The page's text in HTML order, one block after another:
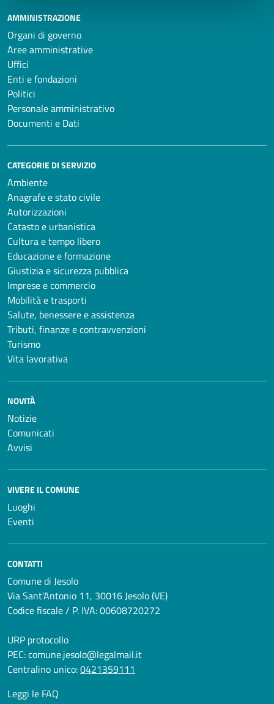
AMMINISTRAZIONE
Organi di governo
Aree amministrative
Uffici
Enti e fondazioni
Politici
Personale amministrativo
Documenti e Dati
CATEGORIE DI SERVIZIO
Ambiente
Anagrafe e stato civile
Autorizzazioni
Catasto e urbanistica
Cultura e tempo libero
Educazione e formazione
Giustizia e sicurezza pubblica
Imprese e commercio
Mobilità e trasporti
Salute, benessere e assistenza
Tributi, finanze e contravvenzioni
Turismo
Vita lavorativa
NOVITÀ
Notizie
Comunicati
Avvisi
VIVERE IL COMUNE
Luoghi
Eventi
CONTATTI
Comune di Jesolo
Via Sant'Antonio 11, 30016 Jesolo (VE)
Codice fiscale / P. IVA: 00608720272
URP protocollo
PEC:comune.jesolo@legalmail.it
Centralino unico:0421359111
Leggi le FAQ